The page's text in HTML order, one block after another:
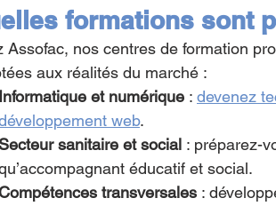
formations sont
Assofac, nos centres de formation
aux réalités du marché :
Informatique et numérique : devenez
web.
Secteur sanitaire et social : préparez-
éducatif et social.
transversales :